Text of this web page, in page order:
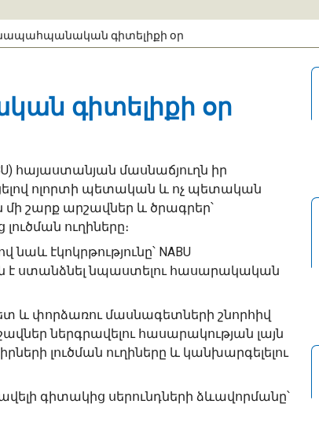
գիտելիքի օր
գիտելիքի օր
հայաստանյան մասնաճյուղն իր
ոլորտի պետական և ոչ պետական
շարք արշավներ և ծրագրեր՝
ուղիները։
էկոկրթությունը՝ NABU
ստանձնել նպաստելու հասարակական
և փորձառու մասնագետների շնորհիվ
ներգրավելու հասարակության լայն
լուծման ուղիները և կանխարգելելու
գիտակից սերունդների ձևավորմանը՝